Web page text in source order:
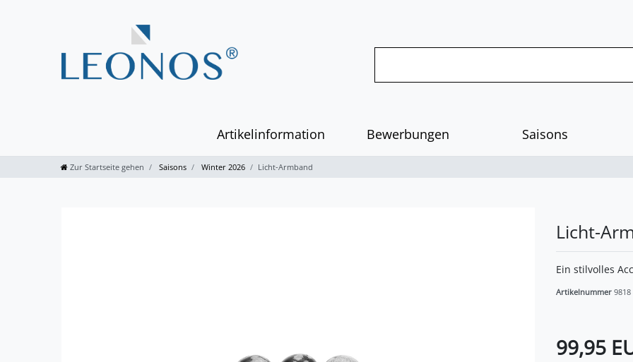
Artikelinformation Bewerbungen Saisons
Zur Startseite gehen Saisons Winter 2026 Licht-Armband
Licht-
Ein stilvolles
Artikelnummer 9818
99,95